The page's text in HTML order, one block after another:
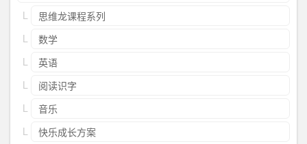
思维龙课程系列
数学
英语
阅读识字
音乐
快乐成长方案